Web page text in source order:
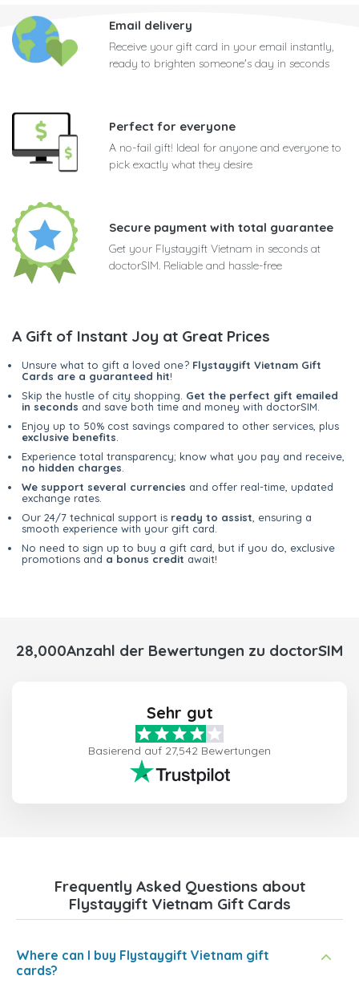
Email delivery
Receive your gift card in your email instantly,
ready to brighten someone's day in seconds
Perfect for everyone
A no-fail gift! Ideal for anyone and everyone to
pick exactly what they desire
Secure payment with total guarantee
Get your Flystaygift Vietnam in seconds at
doctorSIM. Reliable and hassle-free
A Gift of Instant Joy at Great Prices
Unsure what to gift a loved one? Flystaygift Vietnam Gift
Cards are a guaranteed hit!
Skip the hustle of city shopping. Get the perfect gift emailed
in seconds and save both time and money with doctorSIM.
Enjoy up to 50% cost savings compared to other services, plus
exclusive benefits
Experience total transparency; know what you pay and receive,
no hidden charges
We support several currencies and offer real-time, updated
exchange rates.
Our 24/7 technical support is ready to assist , ensuring a
smooth experience with your gift card.
No need to sign up to buy a gift card, but if you do, exclusive
promotions and a bonus credit await!
28,000Anzahl der Bewertungen zu doctorSIM
Sehr gut
Basierend auf 27,542 Bewertungen
Frequently Asked Questions about
Flystaygift Vietnam Gift Cards
Where can I buy Flystaygift Vietnam gift
cards?